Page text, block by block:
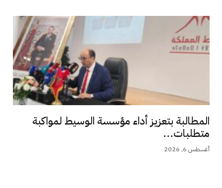
المطالبة بتعزيز أداء مؤسسة الوسيط لمواكبة
متطلبات...
أغسطس 6, 2026